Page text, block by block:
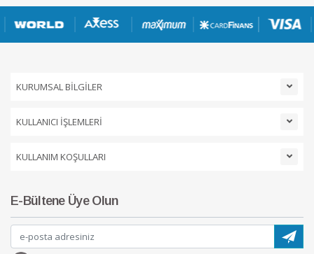
KURUMSAL BİLGİLER
KULLANICI İŞLEMLERİ
KULLANIM KOŞULLARI
E-Bültene Üye Olun